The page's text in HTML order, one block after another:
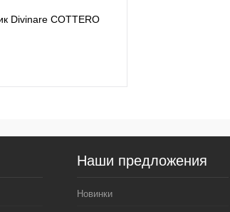
Divinare COTTERO
Наши предложения
Новинки